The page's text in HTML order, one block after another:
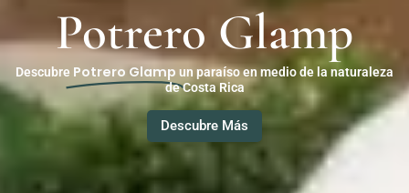
Potrero Glamp
Descubre Potrero Glamp un paraíso en medio de la naturaleza
de Costa Rica
Descubre Más